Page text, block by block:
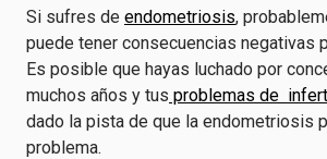
Si sufres de endometriosis,
puede tener consecuencias negativas
Es posible que hayas luchado por
muchos años y tus problemas de
dado la pista de que la endometriosis
problema.